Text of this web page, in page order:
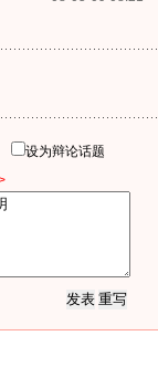
设为辩论话题